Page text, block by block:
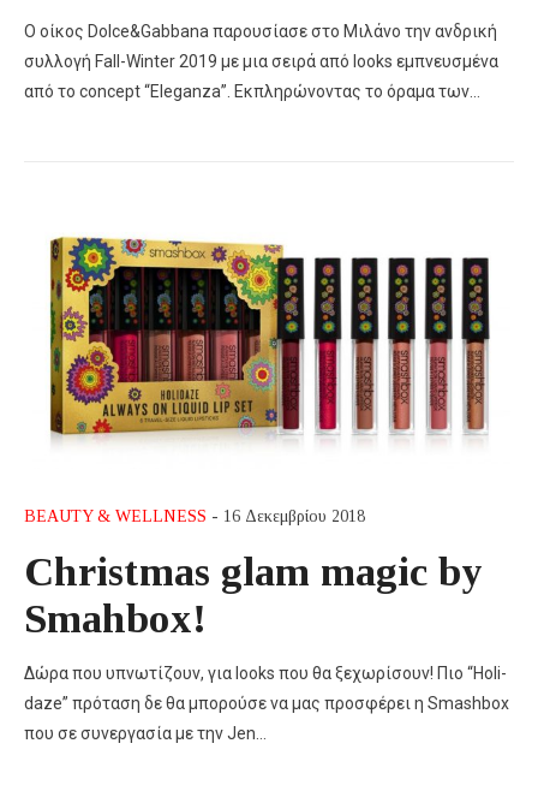
Ο οίκος Dolce&Gabbana παρουσίασε στο Μιλάνο την ανδρική
συλλογή Fall-Winter 2019 με μια σειρά από looks εμπνευσμένα
από το concept “Eleganza”. Εκπληρώνοντας το όραμα των…
BEAUTY & WELLNESS - 16 Δεκεμβρίου 2018
Christmas glam magic by
Smahbox!
Δώρα που υπνωτίζουν, για looks που θα ξεχωρίσουν! Πιο “Holi-
daze” πρόταση δε θα μπορούσε να μας προσφέρει η Smashbox
που σε συνεργασία με την Jen…